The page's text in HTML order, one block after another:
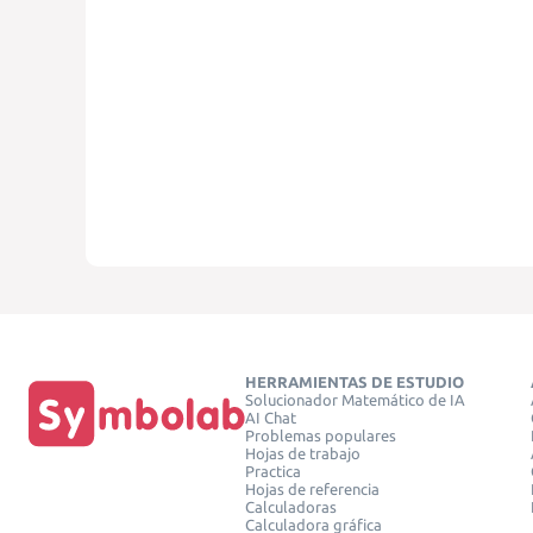
HERRAMIENTAS DE ESTUDIO
Solucionador Matemático de IA
AI Chat
Problemas populares
Hojas de trabajo
Practica
Hojas de referencia
Calculadoras
Calculadora gráfica